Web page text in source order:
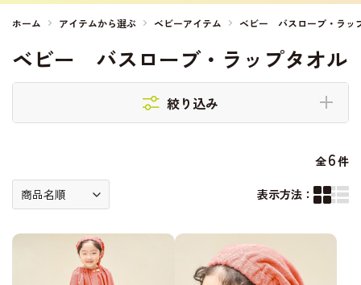
ホーム アイテムから選ぶ ベビーアイテム ベビー バスローブ・ラッ
ベビー バスローブ・ラップタオル
絞り込み
全6件
表示方法：